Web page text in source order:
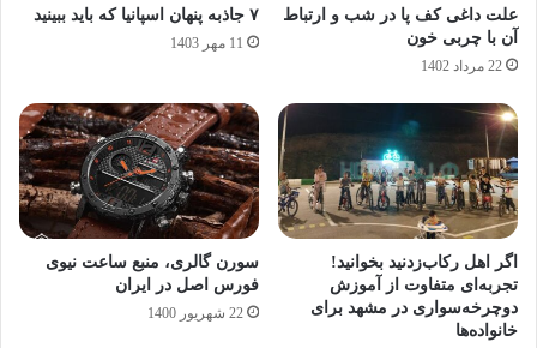
علت داغی کف پا در شب و ارتباط
آن با چربی خون
22 مرداد 1402
۷ جاذبه پنهان اسپانیا که باید ببینید
11 مهر 1403
اگر اهل رکاب‌زدنید بخوانید!
تجربه‌ای متفاوت از آموزش
دوچرخه‌سواری در مشهد برای
خانواده‌ها
سورن گالری، منبع ساعت نیوی
فورس اصل در ایران
22 شهریور 1400